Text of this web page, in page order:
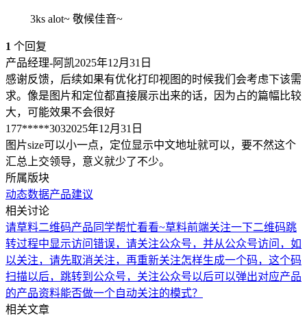
3ks alot~ 敬候佳音~
1 个回复
产品经理-阿凯2025年12月31日
感谢反馈，后续如果有优化打印视图的时候我们会考虑下该需
求。像是图片和定位都直接展示出来的话，因为占的篇幅比较
大，可能效果不会很好
177*****3032025年12月31日
图片size可以小一点，定位显示中文地址就可以，要不然这个
汇总上交领导，意义就少了不少。
所属版块
动态数据产品建议
相关讨论
请草料二维码产品同学帮忙看看~草料前端关注一下二维码跳
转过程中显示访问错误，请关注公众号，并从公众号访问，如
以关注，请先取消关注，再重新关注怎样生成一个码，这个码
扫描以后，跳转到公众号，关注公众号以后可以弹出对应产品
的产品资料能否做一个自动关注的模式？
相关文章